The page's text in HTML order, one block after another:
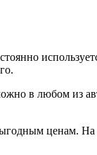
в любом из
ценам. На